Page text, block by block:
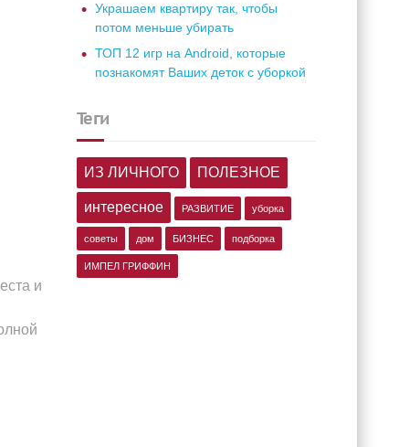
и
Украшаем квартиру так, чтобы
потом меньше убирать
ТОП 12 игр на Android, которые
познакомят Ваших деток с уборкой
теги
ИЗ ЛИЧНОГО ПОЛЕЗНОЕ
интересное РАЗВИТИЕ уборка
советы дом БИЗНЕС подборка
ИМПЕЛ ГРИФФИН